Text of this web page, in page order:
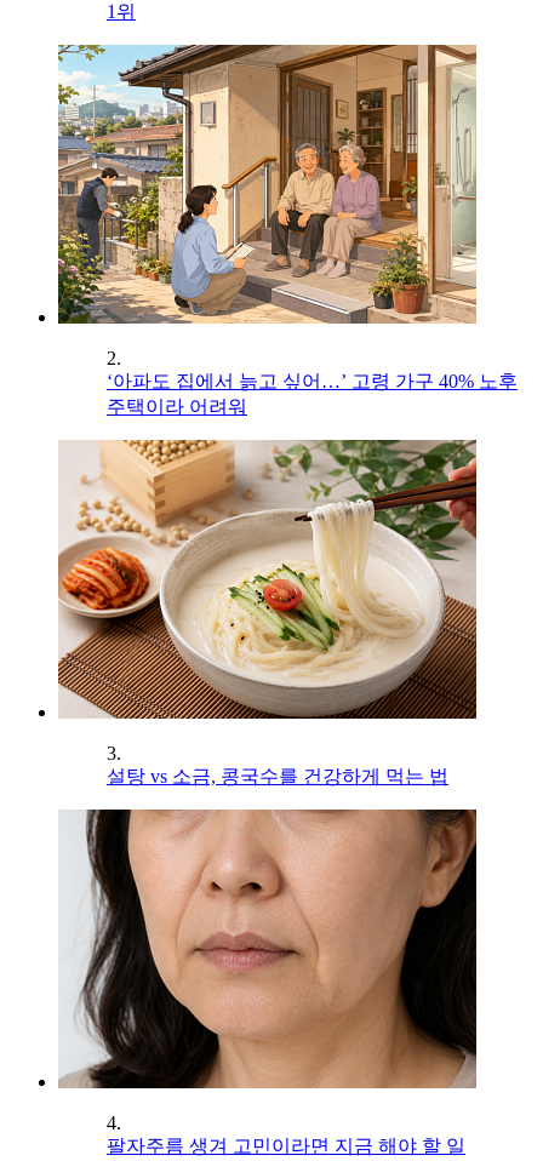
1위
2.
‘아파도 집에서 늙고 싶어…’ 고령 가구 40% 노후
주택이라 어려워
3.
설탕 vs 소금, 콩국수를 건강하게 먹는 법
4.
팔자주름 생겨 고민이라면 지금 해야 할 일